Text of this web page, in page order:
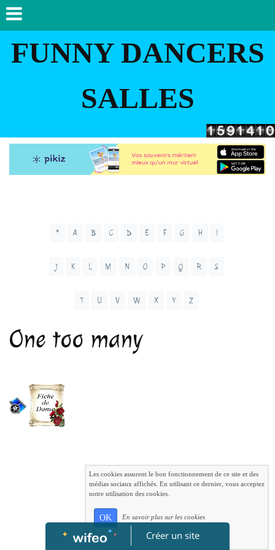
FUNNY DANCERS
SALLES
* A B C D E F G H I
J K L M N O P Q R S
T U V W X Y Z
One too many
Créer un site
Les cookies assurent le bon fonctionnement de ce site et des
médias sociaux affichés. En utilisant ce dernier, vous acceptez
notre utilisation des cookies.
OK En savoir plus sur les cookies